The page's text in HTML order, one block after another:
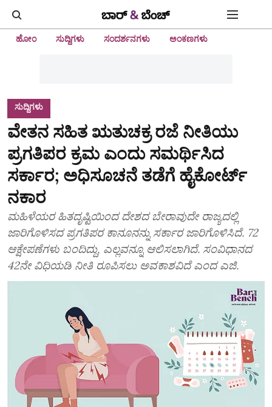
ಹೋಂ ಸುದ್ದಿಗಳು ಸಂದರ್ಶನಗಳು ಅಂಕಣಗಳು
ಸುದ್ದಿಗಳು
ವೇತನ ಸಹಿತ ಋತುಚಕ್ರ ರಜೆ ನೀತಿಯು
ಪ್ರಗತಿಪರ ಕ್ರಮ ಎಂದು ಸಮರ್ಥಿಸಿದ
ಸರ್ಕಾರ; ಅಧಿಸೂಚನೆ ತಡೆಗೆ ಹೈಕೋರ್ಟ್‌
ನಕಾರ
ಮಹಿಳೆಯರ ಹಿತದೃಷ್ಟಿಯಿಂದ ದೇಶದ ಬೇರಾವುದೇ ರಾಜ್ಯದಲ್ಲಿ
ಜಾರಿಗೊಳಿಸದ ಪ್ರಗತಿಪರ ಕಾನೂನನ್ನು ಸರ್ಕಾರ ಜಾರಿಗೊಳಿಸಿದೆ. 72
ಆಕ್ಷೇಪಣೆಗಳು ಬಂದಿದ್ದು, ಎಲ್ಲವನ್ನೂ ಆಲಿಸಲಾಗಿದೆ. ಸಂವಿಧಾನದ
42ನೇ ವಿಧಿಯಡಿ ನೀತಿ ರೂಪಿಸಲು ಅವಕಾಶವಿದೆ ಎಂದ ಎಜಿ.